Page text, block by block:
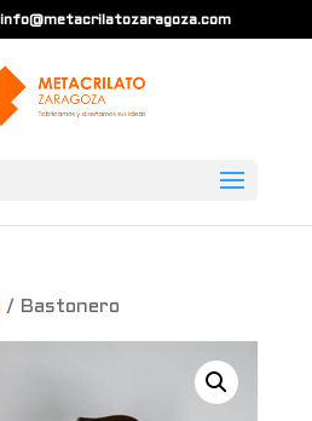
info@metacrilatozaragoza.com
/ Bastonero